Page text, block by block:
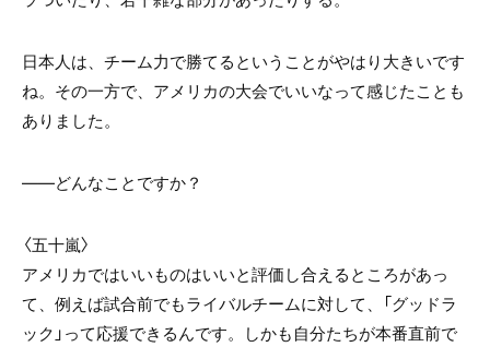
日本人は、チーム力で勝てるということがやはり大きいです
ね。その一方で、アメリカの大会でいいなって感じたことも
ありました。
――どんなことですか？
〈五十嵐〉
アメリカではいいものはいいと評価し合えるところがあっ
て、例えば試合前でもライバルチームに対して、「グッドラ
ック」って応援できるんです。しかも自分たちが本番直前で